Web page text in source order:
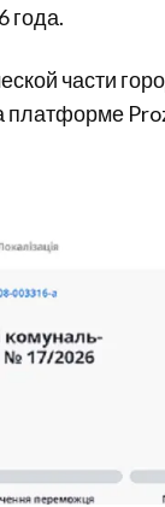
года.
части
платформе